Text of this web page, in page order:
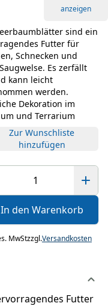
anzeigen
sind ein
Futter für
Schnecken und
Es zerfällt
kann leicht
werden.
Dekoration im
und Terrarium
Zur Wunschliste
hinzufügen
In den Warenkorb
MwStzzgl.Versandkosten
Futter